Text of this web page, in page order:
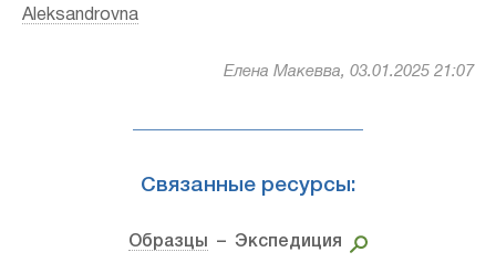
Aleksandrovna
Елена Макевва, 03.01.2025 21:07
Связанные ресурсы:
Образцы – Экспедиция